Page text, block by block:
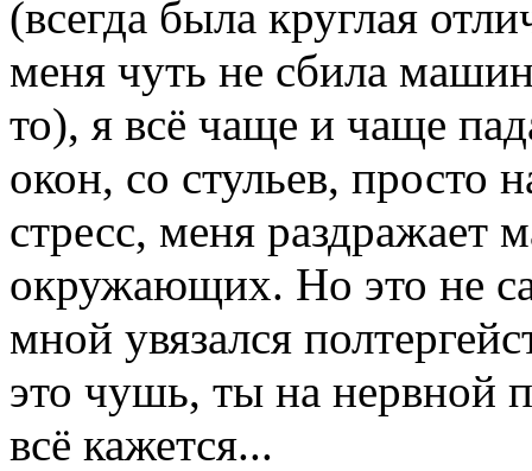
(всегда была круглая
меня чуть не сбила
то), я всё чаще и чаще
окон, со стульев, просто
стресс, меня раздражает
окружающих. Но это не
мной увязался
это чушь, ты на нервной
всё кажется...